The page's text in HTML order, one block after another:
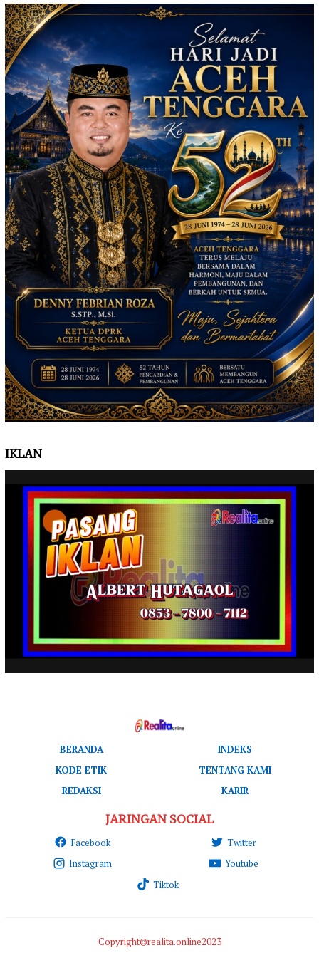
IKLAN
BERANDA
INDEKS
KODE ETIK
TENTANG KAMI
REDAKSI
KARIR
JARINGAN SOCIAL
Facebook
Twitter
Instagram
Youtube
Tiktok
Copyright©realita.online2023